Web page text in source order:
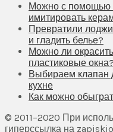
Можно с помощью
имитировать
Превратили
и гладить белье?
Можно ли
пластиковые окна?
Выбираем клапан
кухне
Как можно
© 2011–2020 При
гиперссылка на